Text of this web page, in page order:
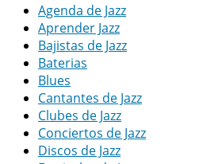
Agenda de Jazz
Aprender Jazz
Bajistas de Jazz
Baterias
Blues
Cantantes de Jazz
Clubes de Jazz
Conciertos de Jazz
Discos de Jazz